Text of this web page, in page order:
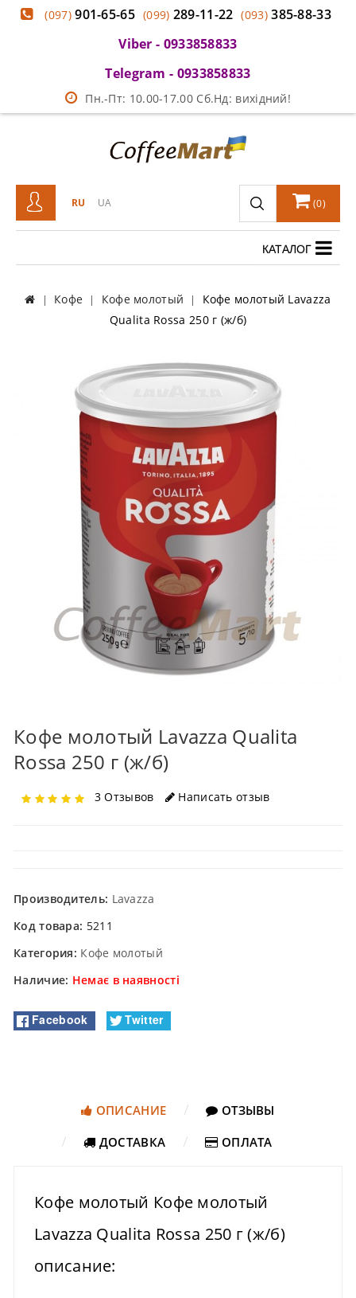
(097)901-65-65 (099) 289-11-22 (093)385-88-33
Viber - 0933858833
Telegram - 0933858833
Пн.-Пт: 10.00-17.00 Сб.Нд: вихідний!
RU UA (0)
КАТАЛОГ
Кофе Кофе молотый
Кофе молотый Lavazza
Qualita Rossa 250 г (ж/б)
Кофе молотый Lavazza Qualita
Rossa 250 г (ж/б)
3 Отзывов Написать отзыв
Производитель: Lavazza
Код товара: 5211
Категория: Кофе молотый
Наличие: Немає в наявності
Facebook Twitter
ОПИСАНИЕ
ОТЗЫВЫ
ДОСТАВКА
ОПЛАТА
Кофе молотый Кофе молотый
Lavazza Qualita Rossa 250 г (ж/б)
описание: